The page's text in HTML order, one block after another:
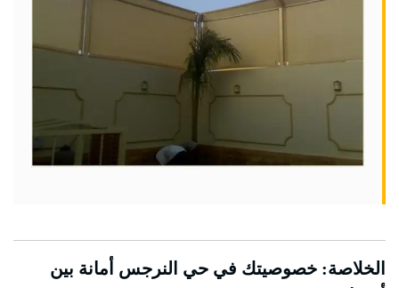
الخلاصة: خصوصيتك في حي النرجس أمانة بين